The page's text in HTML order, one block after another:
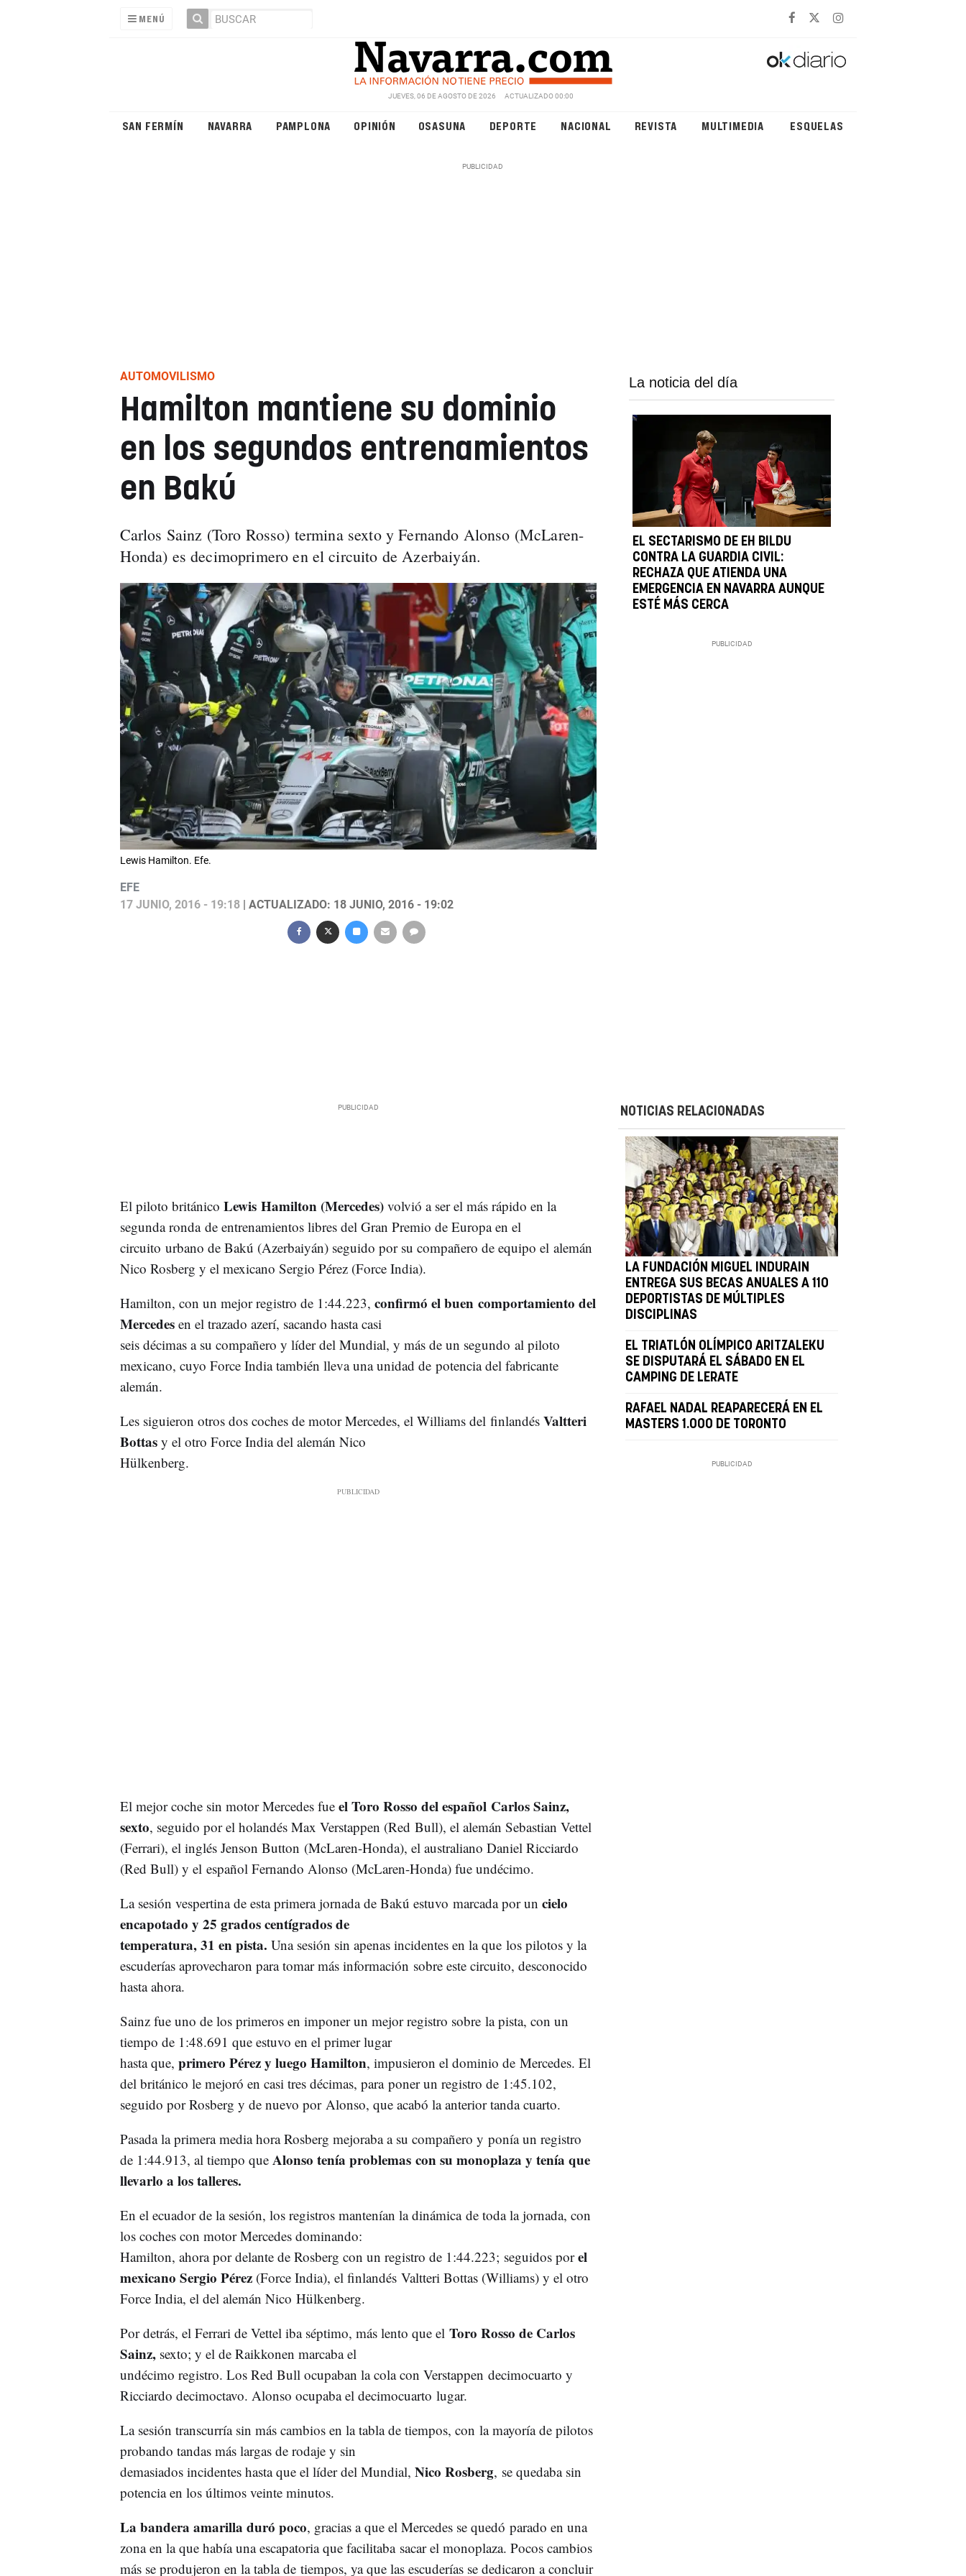
MENÚ
JUEVES, 06 DE AGOSTO DE 2026 ACTUALIZADO 00:00
SAN FERMÍN NAVARRA PAMPLONA OPINIÓN OSASUNA DEPORTE NACIONAL REVISTA MULTIMEDIA ESQUELAS
AUTOMOVILISMO
Hamilton mantiene su dominio
en los segundos entrenamientos
en Bakú
Carlos Sainz (Toro Rosso) termina sexto y Fernando Alonso (McLaren-
Honda) es decimoprimero en el circuito de Azerbaiyán.
Lewis Hamilton. Efe.
EFE
17 JUNIO, 2016 - 19:18| ACTUALIZADO: 18 JUNIO, 2016 - 19:02
La noticia del día
EL SECTARISMO DE EH BILDU
CONTRA LA GUARDIA CIVIL:
RECHAZA QUE ATIENDA UNA
EMERGENCIA EN NAVARRA AUNQUE
ESTÉ MÁS CERCA
El piloto británico Lewis Hamilton (Mercedes)volvió a ser el más rápido en la
segunda ronda de entrenamientos libres del Gran Premio de Europa en el
circuito urbano de Bakú (Azerbaiyán) seguido por su compañero de equipo el alemán
Nico Rosberg y el mexicano Sergio Pérez (Force India).
Hamilton, con un mejor registro de 1:44.223, confirmó el buen comportamiento del
Mercedesen el trazado azerí, sacando hasta casi
seis décimas a su compañero y líder del Mundial, y más de un segundo al piloto
mexicano, cuyo Force India también lleva una unidad de potencia del fabricante
alemán.
Les siguieron otros dos coches de motor Mercedes, el Williams del finlandésValtteri
Bottasy el otro Force India del alemán Nico
Hülkenberg.
El mejor coche sin motor Mercedes fueel Toro Rosso del español Carlos Sainz,
sexto, seguido por el holandés Max Verstappen (Red Bull), el alemán Sebastian Vettel
(Ferrari), el inglés Jenson Button (McLaren-Honda), el australiano Daniel Ricciardo
(Red Bull) y el español Fernando Alonso (McLaren-Honda) fue undécimo.
La sesión vespertina de esta primera jornada de Bakú estuvo marcada por un cielo
encapotado y 25 grados centígrados de
temperatura, 31 en pista. Una sesión sin apenas incidentes en la que los pilotos y la
escuderías aprovecharon para tomar más información sobre este circuito, desconocido
hasta ahora.
Sainz fue uno de los primeros en imponer un mejor registro sobre la pista, con un
tiempo de 1:48.691 que estuvo en el primer lugar
hasta que, primero Pérez y luego Hamilton, impusieron el dominio de Mercedes. El
del británico le mejoró en casi tres décimas, para poner un registro de 1:45.102,
seguido por Rosberg y de nuevo por Alonso, que acabó la anterior tanda cuarto.
Pasada la primera media hora Rosberg mejoraba a su compañero y ponía un registro
de 1:44.913, al tiempo que Alonso tenía problemas con su monoplaza y tenía que
llevarlo a los talleres.
En el ecuador de la sesión, los registros mantenían la dinámica de toda la jornada, con
los coches con motor Mercedes dominando:
Hamilton, ahora por delante de Rosberg con un registro de 1:44.223; seguidos porel
mexicano Sergio Pérez(Force India), el finlandés Valtteri Bottas (Williams) y el otro
Force India, el del alemán Nico Hülkenberg.
Por detrás, el Ferrari de Vettel iba séptimo, más lento que el Toro Rosso de Carlos
Sainz,sexto; y el de Raikkonen marcaba el
undécimo registro. Los Red Bull ocupaban la cola con Verstappen decimocuarto y
Ricciardo decimoctavo. Alonso ocupaba el decimocuarto lugar.
La sesión transcurría sin más cambios en la tabla de tiempos, con la mayoría de pilotos
probando tandas más largas de rodaje y sin
demasiados incidentes hasta que el líder del Mundial, Nico Rosberg, se quedaba sin
potencia en los últimos veinte minutos.
La bandera amarilla duró poco, gracias a que el Mercedes se quedó parado en una
zona en la que había una escapatoria que facilitaba sacar el monoplaza. Pocos cambios
más se produjeron en la tabla de tiempos, ya que las escuderías se dedicaron a concluir
NOTICIAS RELACIONADAS
LA FUNDACIÓN MIGUEL INDURAIN
ENTREGA SUS BECAS ANUALES A 110
DEPORTISTAS DE MÚLTIPLES
DISCIPLINAS
EL TRIATLÓN OLÍMPICO ARITZALEKU
SE DISPUTARÁ EL SÁBADO EN EL
CAMPING DE LERATE
RAFAEL NADAL REAPARECERÁ EN EL
MASTERS 1.000 DE TORONTO